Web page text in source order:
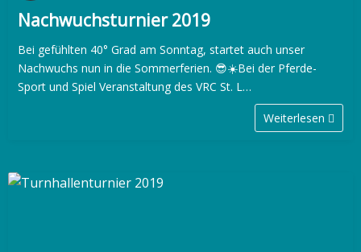
Nachwuchsturnier 2019
Bei gefühlten 40° Grad am Sonntag, startet auch unser
Nachwuchs nun in die Sommerferien. 😎☀️Bei der Pferde-
Sport und Spiel Veranstaltung des VRC St. L…
Weiterlesen